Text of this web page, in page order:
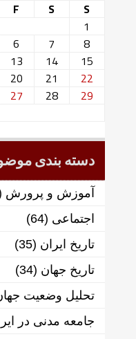
F S
S
1
6 7
8
13 14
15
20 21
22
27 28
29
دسته بندی
آموزش و پرورش
اجتماعی (64)
تاریخ ایران (35)
تاریخ جهان (34)
تحلیل وضعیت
جامعه مدنی در